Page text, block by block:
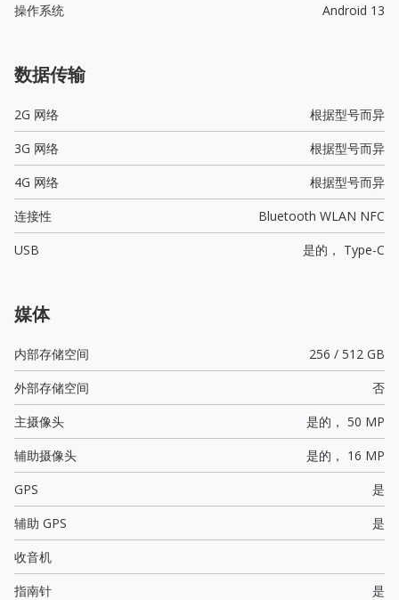
操作系统
Android 13
数据传输
2G 网络
根据型号而异
3G 网络
根据型号而异
4G 网络
根据型号而异
连接性
Bluetooth WLAN NFC
USB
是的， Type-C
媒体
内部存储空间
256 / 512 GB
外部存储空间
否
主摄像头
是的， 50 MP
辅助摄像头
是的， 16 MP
GPS
是
辅助 GPS
是
收音机
指南针
是